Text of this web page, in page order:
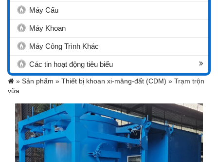
Máy Cẩu
Máy Khoan
Máy Công Trình Khác
Các tin hoạt động tiêu biểu
» Sản phẩm » Thiết bị khoan xi-măng-đất (CDM) » Trạm trộn
vữa